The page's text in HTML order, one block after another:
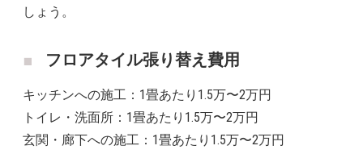
しょう。
フロアタイル張り替え費用
キッチンへの施工：1畳あたり1.5万〜2万円
トイレ・洗面所：1畳あたり1.5万〜2万円
玄関・廊下への施工：1畳あたり1.5万〜2万円